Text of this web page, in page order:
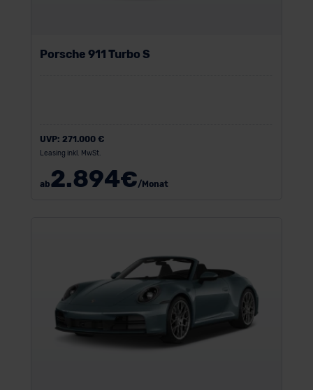
Porsche 911 Turbo S
UVP: 271.000 €
Leasing inkl. MwSt.
ab2.894€/Monat